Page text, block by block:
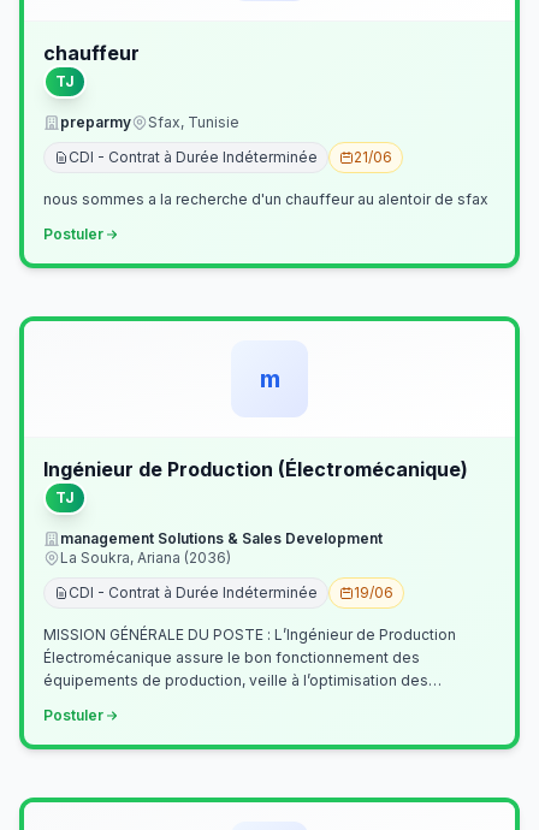
chauffeur
TJ
preparmy
Sfax, Tunisie
CDI - Contrat à Durée Indéterminée
21/06
nous sommes a la recherche d'un chauffeur au alentoir de sfax
Postuler
m
Ingénieur de Production (Électromécanique)
TJ
management Solutions & Sales Development
La Soukra, Ariana (2036)
CDI - Contrat à Durée Indéterminée
19/06
MISSION GÉNÉRALE DU POSTE : L’Ingénieur de Production
Électromécanique assure le bon fonctionnement des
équipements de production, veille à l’optimisation des
Postuler